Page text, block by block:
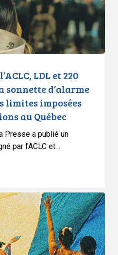
LDL et 220
sonnette d’alarme
limites imposées
au Québec
Presse a publié un
par l'ACLC et…